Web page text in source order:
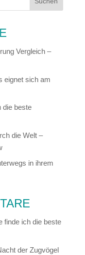
Vergleich –
eignet sich am
die beste
die Welt –
in ihrem
finde ich die beste
der Zugvögel